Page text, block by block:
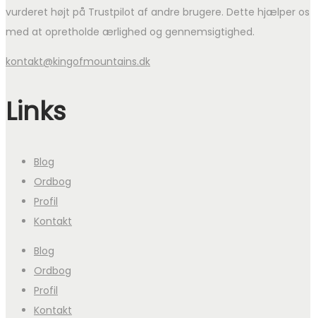
vurderet højt på Trustpilot af andre brugere. Dette hjælper os
med at opretholde ærlighed og gennemsigtighed.
kontakt@kingofmountains.dk
Links
Blog
Ordbog
Profil
Kontakt
Blog
Ordbog
Profil
Kontakt